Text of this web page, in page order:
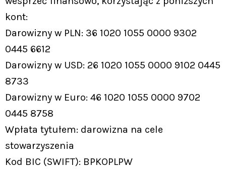
kont:
Darowizny w PLN: 36 1020 1055 0000 9302
0445 6612
Darowizny w USD: 26 1020 1055 0000 9102 0445
8733
Darowizny w Euro: 46 1020 1055 0000 9702
0445 8758
Wpłata tytułem: darowizna na cele
stowarzyszenia
Kod BIC (SWIFT): BPKOPLPW